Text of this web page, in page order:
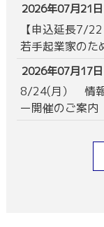
2026年07月21日
【申込延長7/
若手起業家のた
2026年07月17日
8/24(月） 情報
ー開催のご案内